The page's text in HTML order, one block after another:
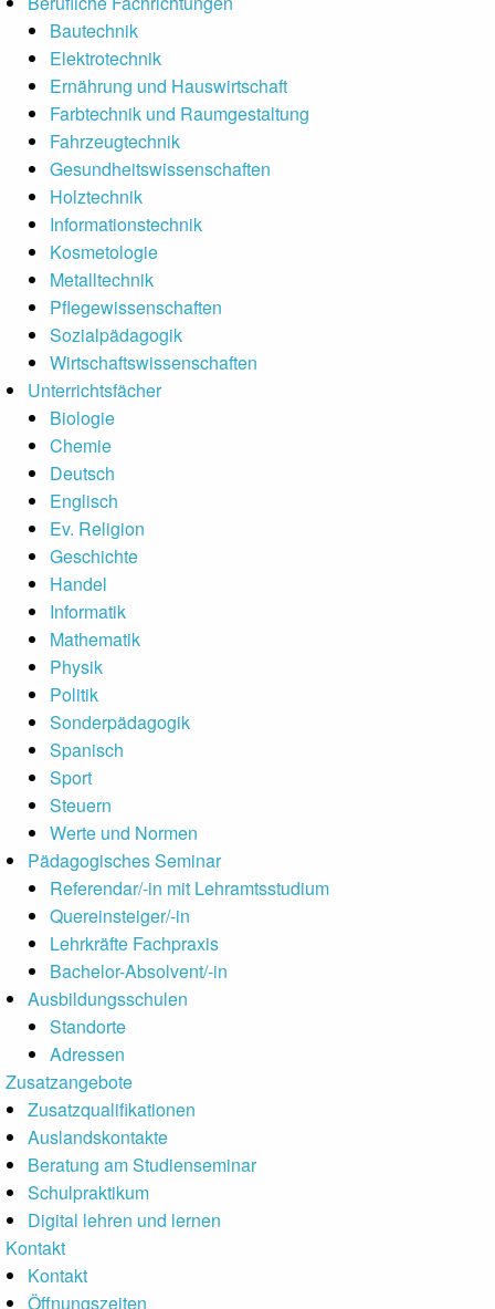
Bautechnik
Elektrotechnik
Ernährung und Hauswirtschaft
Farbtechnik und Raumgestaltung
Fahrzeugtechnik
Gesundheitswissen­schaften
Holztechnik
Informationstechnik
Kosmetologie
Metalltechnik
Pflegewissenschaften
Sozialpädagogik
Wirtschaftswissenschaften
Unterrichtsfächer
Biologie
Chemie
Deutsch
Englisch
Ev. Religion
Geschichte
Handel
Informatik
Mathematik
Physik
Politik
Sonderpädagogik
Spanisch
Sport
Steuern
Werte und Normen
Pädagogisches Seminar
Referendar/-in mit Lehramtsstudium
Quereinsteiger/-in
Lehrkräfte Fachpraxis
Bachelor-Absolvent/-in
Ausbildungsschulen
Standorte
Adressen
Zusatzangebote
Zusatzqualifikationen
Auslandskontakte
Beratung am Studienseminar
Schulpraktikum
Digital lehren und lernen
Kontakt
Kontakt
Öffnungszeiten